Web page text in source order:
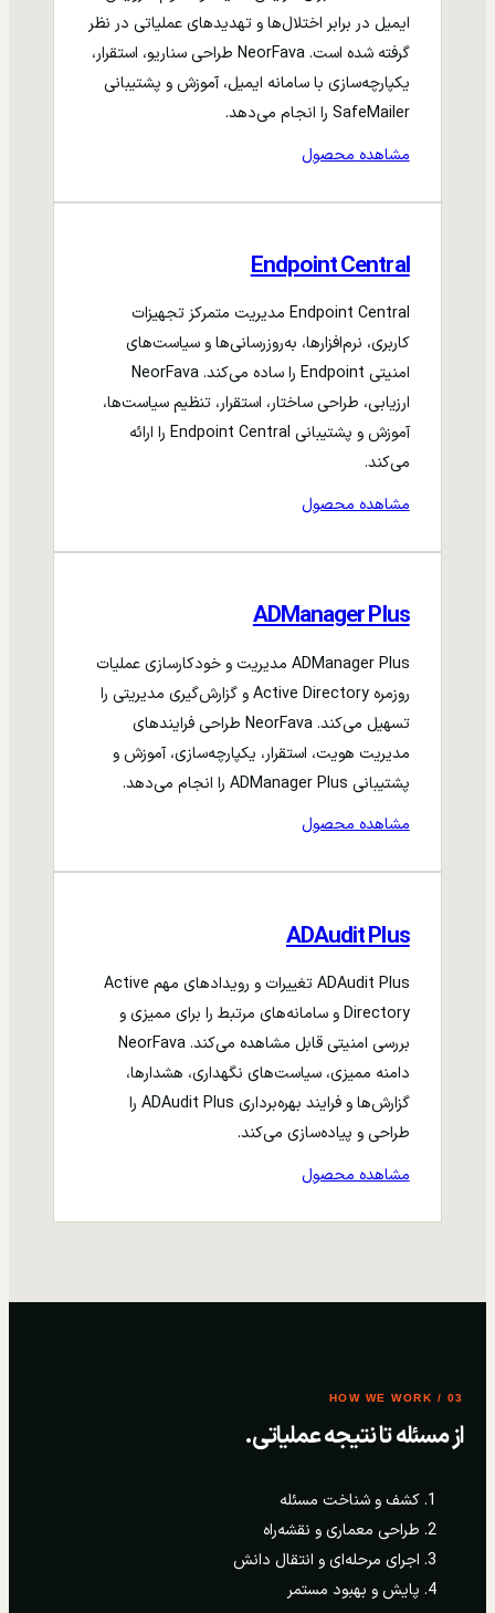
ایمیل در برابر اختلال‌ها و تهدیدهای عملیاتی در نظر
گرفته شده است. NeorFava طراحی سناریو، استقرار،
یکپارچه‌سازی با سامانه ایمیل، آموزش و پشتیبانی
SafeMailer را انجام می‌دهد.
مشاهده محصول
Endpoint Central
Endpoint Central مدیریت متمرکز تجهیزات
کاربری، نرم‌افزارها، به‌روزرسانی‌ها و سیاست‌های
امنیتی Endpoint را ساده می‌کند. NeorFava
ارزیابی، طراحی ساختار، استقرار، تنظیم سیاست‌ها،
آموزش و پشتیبانی Endpoint Central را ارائه
می‌کند.
مشاهده محصول
ADManager Plus
ADManager Plus مدیریت و خودکارسازی عملیات
روزمره Active Directory و گزارش‌گیری مدیریتی را
تسهیل می‌کند. NeorFava طراحی فرایندهای
مدیریت هویت، استقرار، یکپارچه‌سازی، آموزش و
پشتیبانی ADManager Plus را انجام می‌دهد.
مشاهده محصول
ADAudit Plus
ADAudit Plus تغییرات و رویدادهای مهم Active
Directory و سامانه‌های مرتبط را برای ممیزی و
بررسی امنیتی قابل مشاهده می‌کند. NeorFava
دامنه ممیزی، سیاست‌های نگهداری، هشدارها،
گزارش‌ها و فرایند بهره‌برداری ADAudit Plus را
طراحی و پیاده‌سازی می‌کند.
مشاهده محصول
03 / HOW WE WORK
از مسئله تا نتیجه عملیاتی.
کشف و شناخت مسئله
طراحی معماری و نقشه‌راه
اجرای مرحله‌ای و انتقال دانش
پایش و بهبود مستمر